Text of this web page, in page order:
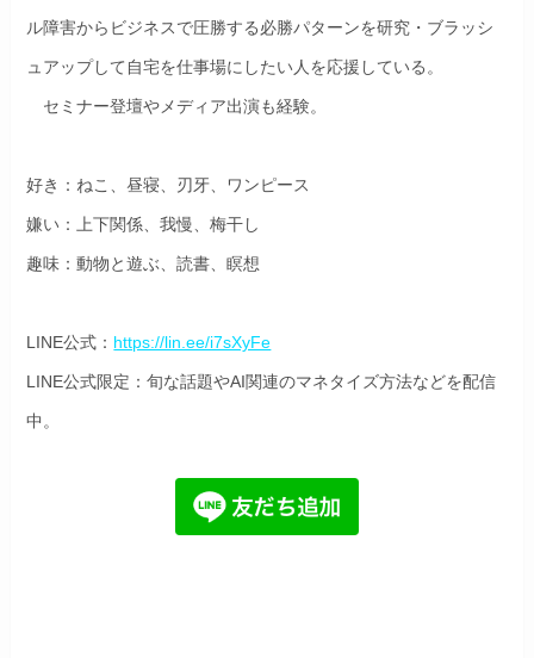
ル障害からビジネスで圧勝する必勝パターンを研究・ブラッシ
ュアップして自宅を仕事場にしたい人を応援している。
セミナー登壇やメディア出演も経験。
好き：ねこ、昼寝、刃牙、ワンピース
嫌い：上下関係、我慢、梅干し
趣味：動物と遊ぶ、読書、瞑想
LINE公式： https://lin.ee/i7sXyFe
LINE公式限定：旬な話題やAI関連のマネタイズ方法などを配信
中。